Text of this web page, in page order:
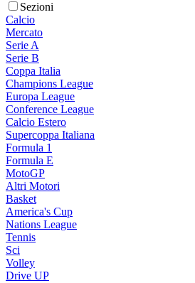
Sezioni
Calcio
Mercato
Serie A
Serie B
Coppa Italia
Champions League
Europa League
Conference League
Calcio Estero
Supercoppa Italiana
Formula 1
Formula E
MotoGP
Altri Motori
Basket
America's Cup
Nations League
Tennis
Sci
Volley
Drive UP